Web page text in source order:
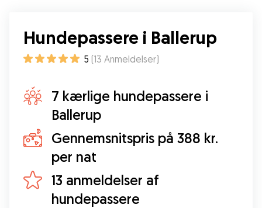
Hundepassere i Ballerup
5 (13 Anmeldelser)
7 kærlige hundepassere i
Ballerup
Gennemsnitspris på 388 kr.
per nat
13 anmeldelser af
hundepassere